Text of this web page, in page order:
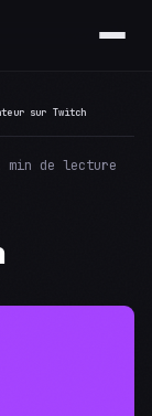
sur Twitch
min de lecture